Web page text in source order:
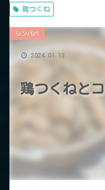
鶏つくね
鶏つくねと
シンパパ
2024.01.13